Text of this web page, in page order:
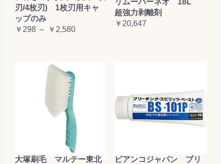
刃/4枚刃) 1枚刃用キャ
ップのみ
￥298 ～ ￥2,580
超強力剥離剤
￥20,647
大塚刷毛 マルテー東北
ビアンコジャパン ブリ